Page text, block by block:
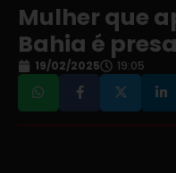
Mulher que
Bahia é
19/02/2025 19:05